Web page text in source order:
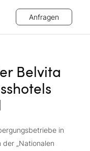
Anfragen
Belvita
in
„Nationalen